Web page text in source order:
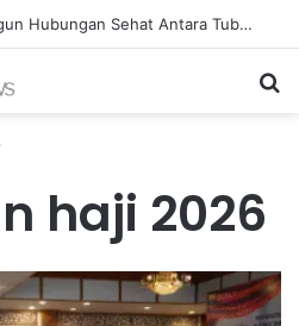
Teknik Efektif Menurunkan Demam Ringan pada Anak Secara Alami di Rumah
haji 2026